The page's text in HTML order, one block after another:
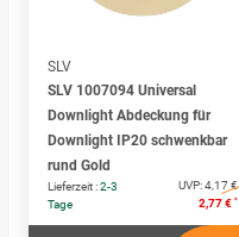
SLV
SLV 1007094 Universal
Downlight Abdeckung für
Downlight IP20 schwenkbar
rund Gold
Lieferzeit :2-3
Tage
UVP:4,17 €
2,77 € *